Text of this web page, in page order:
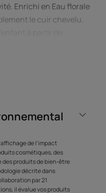
Enrichi en Eau florale
le cuir chevelu.
Convient également aux
une base lavante douce
100% naturels, ce
de l’impact
cosmétiques, des
produits de bien-être
décrite dans
par 21
il évalue vos produits